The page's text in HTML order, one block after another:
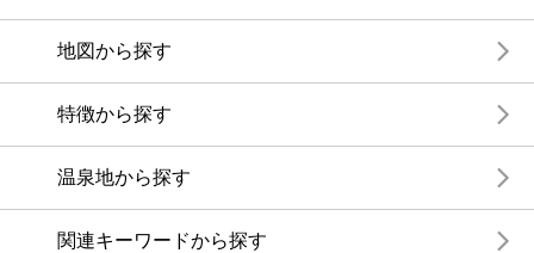
地図から探す
特徴から探す
温泉地から探す
関連キーワードから探す